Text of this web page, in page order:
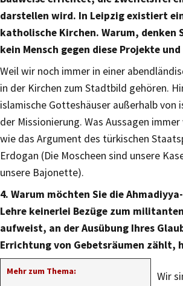
darstellen wird. In Leipzig existiert
katholische Kirchen. Warum,
kein Mensch gegen diese Projekte
Weil wir noch immer in einer
in der Kirchen zum Stadtbild gehören.
islamische Gotteshäuser außerhalb von
der Missionierung. Was Aussagen
wie das Argument des türkischen
Erdogan (Die Moscheen sind unsere
unsere Bajonette).
4. Warum möchten Sie die
Lehre keinerlei Bezüge zum
aufweist, an der Ausübung Ihres
Errichtung von Gebetsräumen zählt,
Mehr zum Thema:
Wir